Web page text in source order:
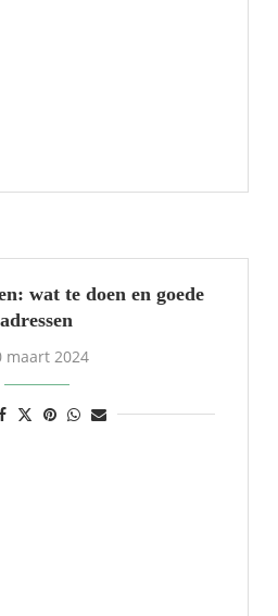
wat te doen en goede
adressen
maart 2024